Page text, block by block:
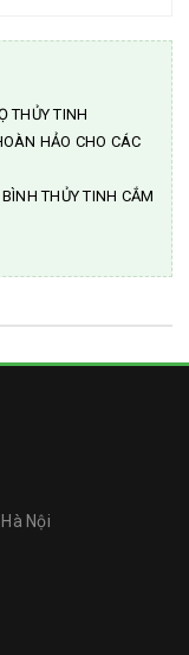
THỦY TINH
HẢO CHO CÁC
THỦY TINH CẮM
Nội